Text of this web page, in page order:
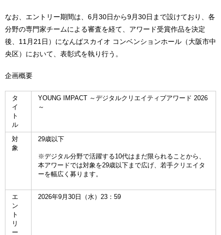
なお、エントリー期間は、6月30日から9月30日まで設けており、各
分野の専門家チームによる審査を経て、アワード受賞作品を決定
後、11月21日）になんばスカイオ コンベンションホール（大阪市中
央区）において、表彰式を執り行う。
企画概要
タ
イ
ト
ル
YOUNG IMPACT ～デジタルクリエイティブアワード 2026
～
対
象
29歳以下
※デジタル分野で活躍する10代はまだ限られることから、
本アワードでは対象を29歳以下まで広げ、若手クリエイタ
ーを幅広く募ります。
エ
ン
ト
リ
ー
2026年9月30日（水）23：59